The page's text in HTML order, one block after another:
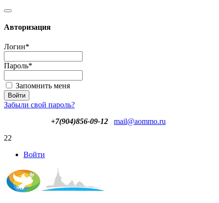
Авторизация
Логин*
Пароль*
Запомнить меня
Забыли свой пароль?
+7(904)856-09-12
mail@aommo.ru
22
Войти